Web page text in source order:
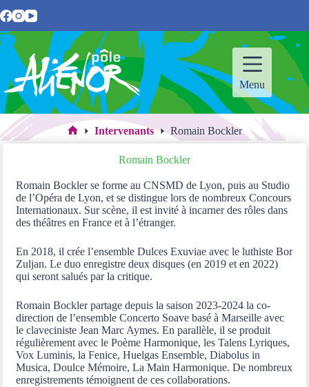
au
contenu
Menu
Accueil
Intervenants Romain Bockler
Romain Bockler
Romain Bockler se forme au CNSMD de Lyon, puis au Studio
de l’Opéra de Lyon, et se distingue lors de nombreux Concours
Internationaux. Sur scène, il est invité à incarner des rôles dans
des théâtres en France et à l’étranger.
En 2018, il crée l’ensemble Dulces Exuviae avec le luthiste Bor
Zuljan. Le duo enregistre deux disques (en 2019 et en 2022)
qui seront salués par la critique.
Romain Bockler partage depuis la saison 2023-2024 la co-
direction de l’ensemble Concerto Soave basé à Marseille avec
le claveciniste Jean Marc Aymes. En parallèle, il se produit
régulièrement avec le Poème Harmonique, les Talens Lyriques,
Vox Luminis, la Fenice, Huelgas Ensemble, Diabolus in
Musica, Doulce Mémoire, La Main Harmonique. De nombreux
enregistrements témoignent de ces collaborations.